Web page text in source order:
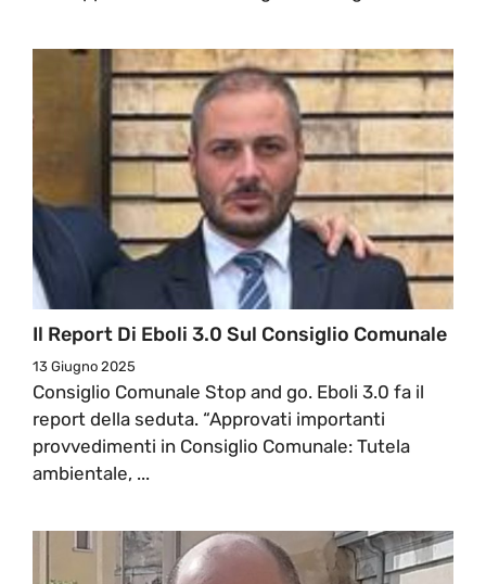
Il Report Di Eboli 3.0 Sul Consiglio Comunale
13 Giugno 2025
Consiglio Comunale Stop and go. Eboli 3.0 fa il
report della seduta. “Approvati importanti
provvedimenti in Consiglio Comunale: Tutela
ambientale, ...